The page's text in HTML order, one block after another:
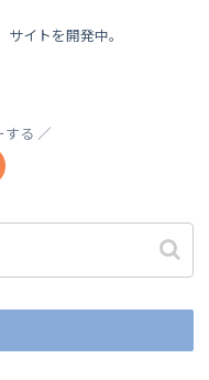
イトを開発中。
する